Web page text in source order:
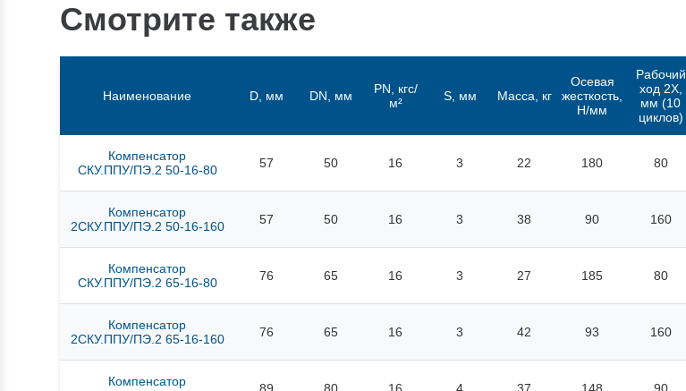
Смотрите также
Наименование D, мм DN, мм
PN, кгс/
м²
S, мм Масса, кг
Осевая
жесткость,
Н/мм
Рабочий
ход 2X,
мм (10
циклов)
Компенсатор
СКУ.ППУ/ПЭ.2 50-16-80
57 50 16 3 22 180 80
Компенсатор
2СКУ.ППУ/ПЭ.2 50-16-160
57 50 16 3 38 90 160
Компенсатор
СКУ.ППУ/ПЭ.2 65-16-80
76 65 16 3 27 185 80
Компенсатор
2СКУ.ППУ/ПЭ.2 65-16-160
76 65 16 3 42 93 160
Компенсатор